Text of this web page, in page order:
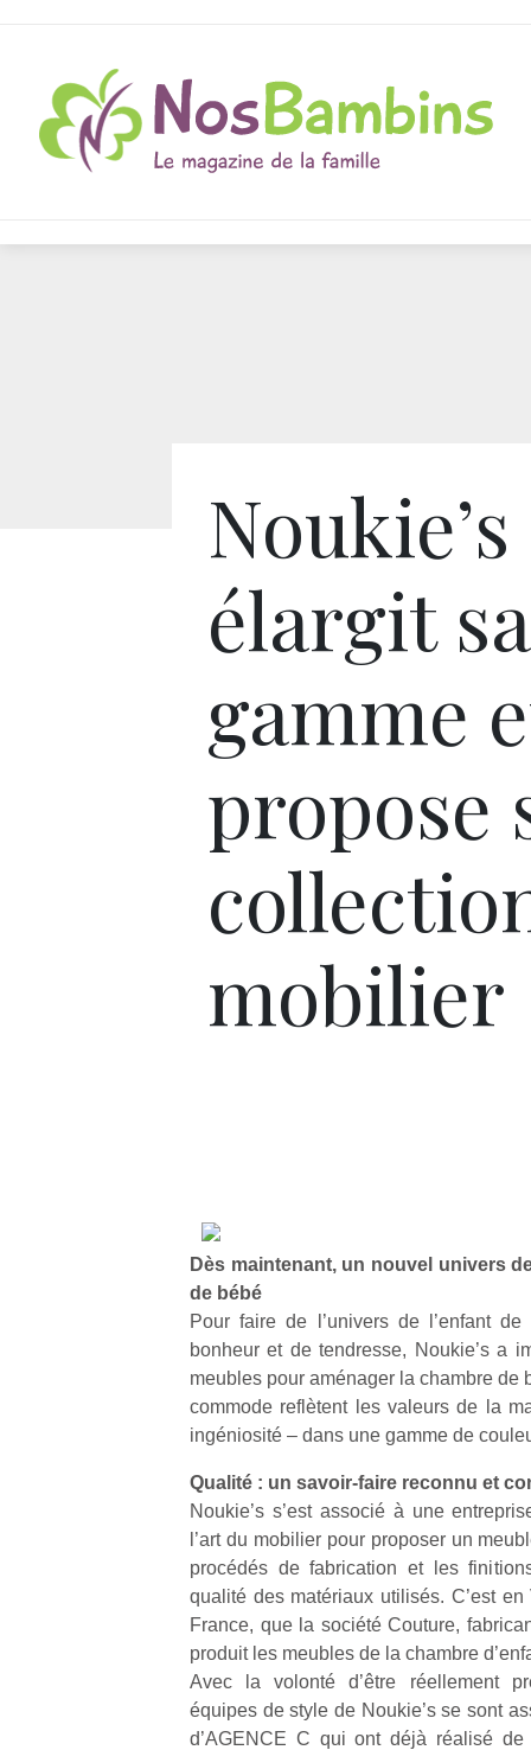
Noukie’s
élargit sa
gamme
propose
mobilier
Dès maintenant, un nouvel univers
de bébé
Pour faire de l’univers de l’enfant
bonheur et de tendresse, Noukie’s a
meubles pour aménager la chambre de
commode reflètent les valeurs de la
ingéniosité – dans une gamme de
Qualité : un savoir-faire reconnu et
Noukie’s s’est associé à une
l’art du mobilier pour proposer un
procédés de fabrication et les
qualité des matériaux utilisés. C’est
France, que la société Couture,
produit les meubles de la chambre
Avec la volonté d’être réellement
équipes de style de Noukie’s se sont
d’AGENCE C qui ont déjà réalisé